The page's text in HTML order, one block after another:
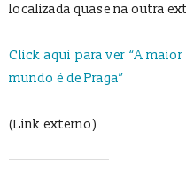
localizada quase na outra
Click aqui para ver “A
mundo é de Praga”
(Link externo)